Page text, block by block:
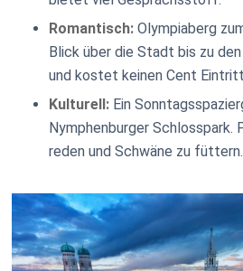
Romantisch: Olympiaberg
Blick über die Stadt bis zu
und kostet keinen Cent
Kulturell: Ein
Nymphenburger Schlosspark.
reden und Schwäne zu füttern.